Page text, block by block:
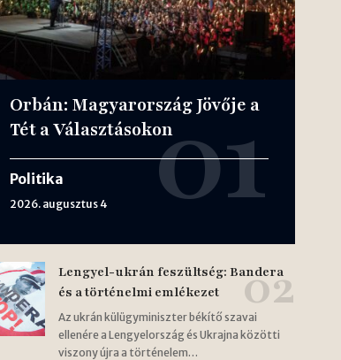
Orbán: Magyarország Jövője a
Tét a Választásokon
Politika
2026. augusztus 4
Lengyel-ukrán feszültség: Bandera
és a történelmi emlékezet
Az ukrán külügyminiszter békítő szavai
ellenére a Lengyelország és Ukrajna közötti
viszony újra a történelem…